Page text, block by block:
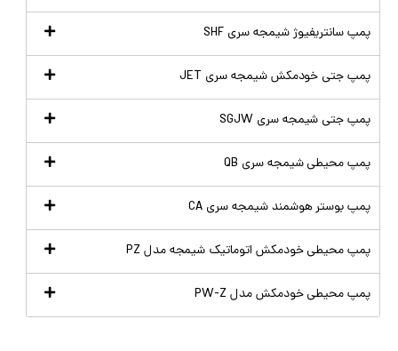
پمپ سانتریفیوژ شیمجه سری SHF
پمپ جتی خودمکش شیمجه سری JET
پمپ جتی شیمجه سری SGJW
پمپ محیطی شیمجه سری QB
پمپ بوستر هوشمند شیمجه سری CA
پمپ محیطی خودمکش اتوماتیک شیمجه مدل PZ
پمپ محیطی خودمکش مدل PW-Z